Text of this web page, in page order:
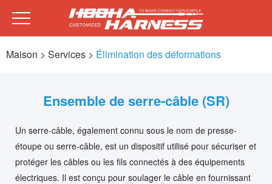
Maison > Services > Élimination des déformations
Ensemble de serre-câble (SR)
Un serre-câble, également connu sous le nom de presse-
étoupe ou serre-câble, est un dispositif utilisé pour sécuriser et
protéger les câbles ou les fils connectés à des équipements
électriques. Il est conçu pour soulager le câble en fournissant